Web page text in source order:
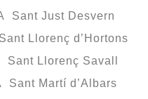
Sant Just Desvern
Llorenç d’Hortons
Llorenç Savall
Martí d’Albars